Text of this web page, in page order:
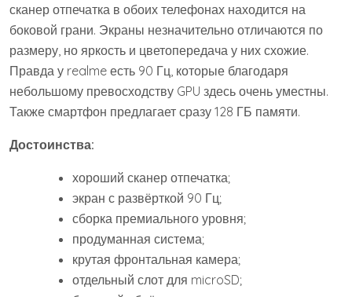
сканер отпечатка в обоих телефонах находится на
боковой грани. Экраны незначительно отличаются по
размеру, но яркость и цветопередача у них схожие.
Правда у realme есть 90 Гц, которые благодаря
небольшому превосходству GPU здесь очень уместны.
Также смартфон предлагает сразу 128 ГБ памяти.
Достоинства:
хороший сканер отпечатка;
экран с развёрткой 90 Гц;
сборка премиального уровня;
продуманная система;
крутая фронтальная камера;
отдельный слот для microSD;